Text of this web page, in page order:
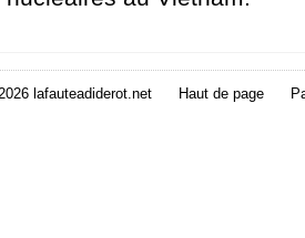
lafauteadiderot.net Haut de page